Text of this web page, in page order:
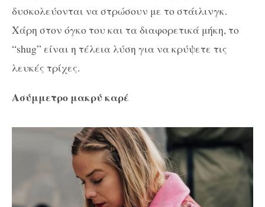
δυσκολεύονται να στρώσουν με το στάιλινγκ.
Χάρη στον όγκο του και τα διαφορετικά μήκη, το
“shug” είναι η τέλεια λύση για να κρύψετε τις
λευκές τρίχες.
Ασύμμετρο μακρύ καρέ